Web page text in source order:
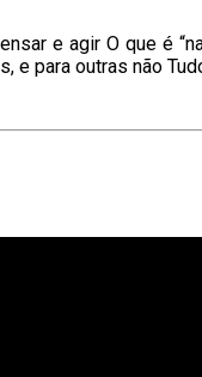
e agir O que é
e para outras não